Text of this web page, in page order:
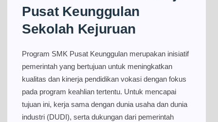
Pusat Keunggulan
Sekolah Kejuruan
Program SMK Pusat Keunggulan merupakan inisiatif
pemerintah yang bertujuan untuk meningkatkan
kualitas dan kinerja pendidikan vokasi dengan fokus
pada program keahlian tertentu. Untuk mencapai
tujuan ini, kerja sama dengan dunia usaha dan dunia
industri (DUDI), serta dukungan dari pemerintah